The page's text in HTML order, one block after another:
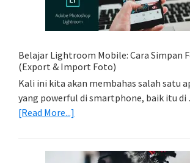
Trail
Dengan
Belajar Lightroom Mobile: Cara Simpan
(Export & Import Foto)
Kali ini kita akan membahas salah satu
yang powerful di smartphone, baik itu
[Read More...]
Mobile: